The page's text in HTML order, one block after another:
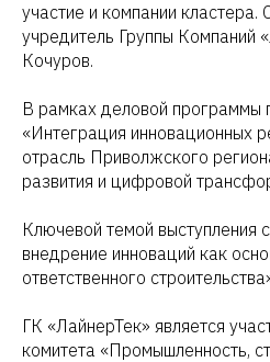
участие и компании кластера.
учредитель Группы Компаний
Кочуров.
В рамках деловой программы
«Интеграция инновационных
отрасль Приволжского
развития и цифровой
Ключевой темой выступления
внедрение инноваций как
ответственного
ГК «ЛайнерТек» является
комитета «Промышленность,